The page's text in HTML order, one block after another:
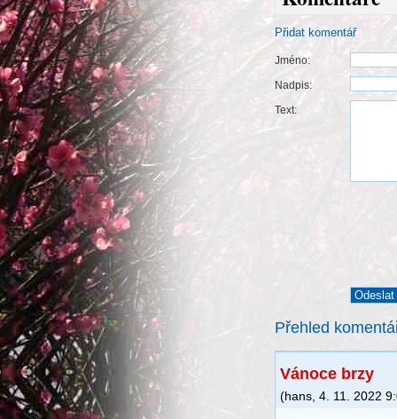
Přidat komentář
Jméno:
Nadpis:
Text:
Přehled
Vánoce brzy
(hans 4. 11. 2022